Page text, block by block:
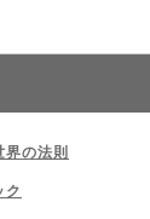
の法則
ク